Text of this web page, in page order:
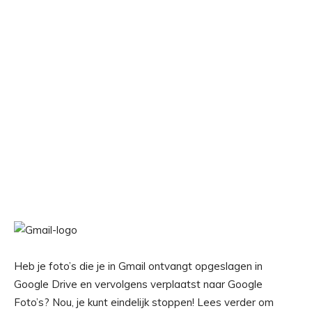
Heb je foto’s die je in Gmail ontvangt opgeslagen in
Google Drive en vervolgens verplaatst naar Google
Foto’s? Nou, je kunt eindelijk stoppen! Lees verder om